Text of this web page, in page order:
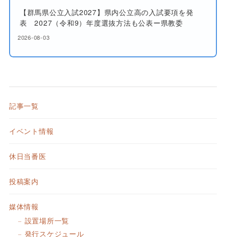
【群馬県公立入試2027】県内公立高の入試要項を発
表 2027（令和9）年度選抜方法も公表ー県教委
2026-08-03
記事一覧
イベント情報
休日当番医
投稿案内
媒体情報
設置場所一覧
発行スケジュール